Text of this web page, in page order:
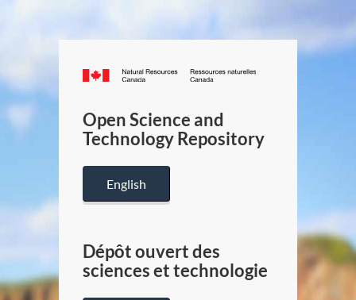
Canada.ca
/
Canada
Open Science and
Technology Repository
English
Dépôt ouvert des
sciences et technologie